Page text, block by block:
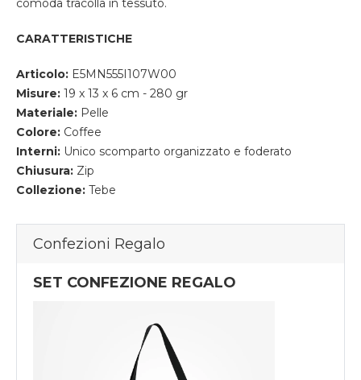
comoda tracolla in tessuto.
CARATTERISTICHE
Articolo: E5MN555I107W00
Misure: 19 x 13 x 6 cm - 280 gr
Materiale: Pelle
Colore: Coffee
Interni: Unico scomparto organizzato e foderato
Chiusura: Zip
Collezione: Tebe
Confezioni Regalo
SET CONFEZIONE REGALO